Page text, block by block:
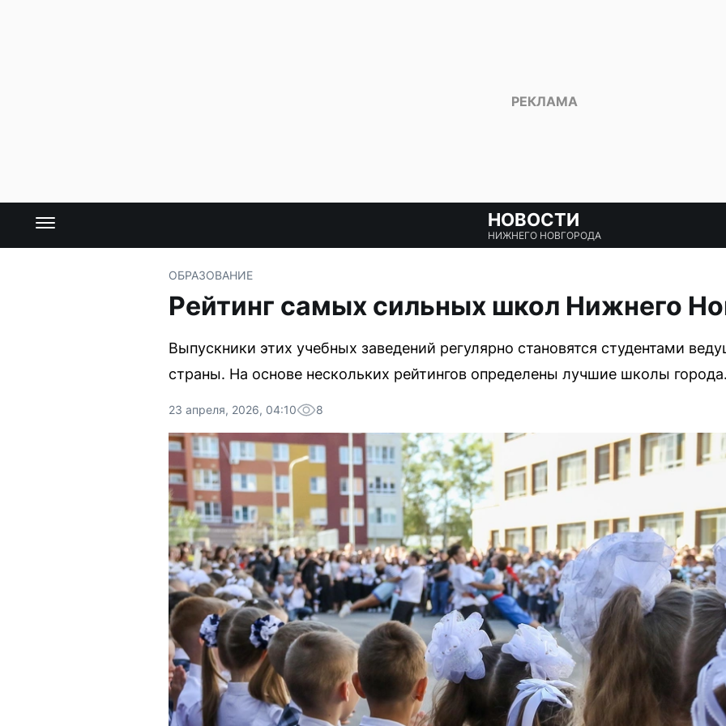
НОВОСТИ
НИЖНЕГО НОВГОРОДА
ОБРАЗОВАНИЕ
Рейтинг самых сильных школ Нижнего
Выпускники этих учебных заведений регулярно становятся студентами
страны. На основе нескольких рейтингов определены лучшие школы
23 апреля, 2026, 04:10 8